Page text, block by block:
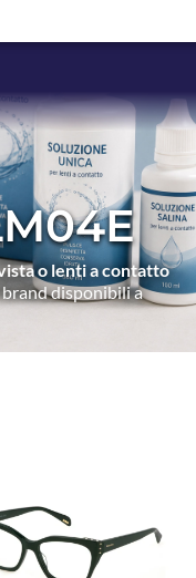
o lenti a contatto
disponibili a